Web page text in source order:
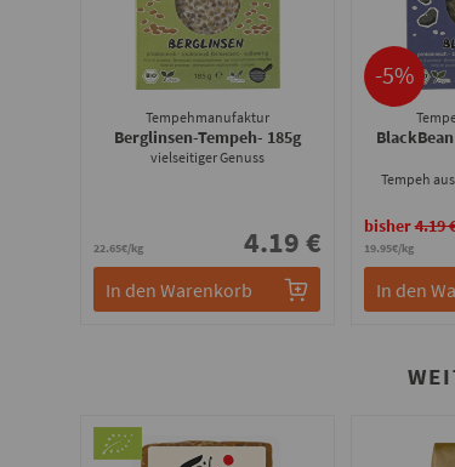
Tempehmanufaktur
Berglinsen-Tempeh- 185g
vielseitiger Genuss
22.65€/kg 4.19 €
In den Warenkorb
-5%
Tempeh
19.95€/kg
bisher4.19
In den